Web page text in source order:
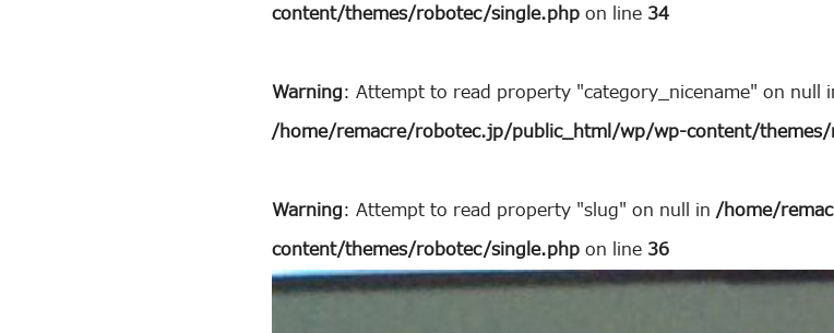
content/themes/robotec/single.php on line 34
Warning: Attempt to read property "category_nicename" on null
/home/remacre/robotec.jp/public_html/wp/wp-content/
Warning: Attempt to read property "slug" on null in/home/
content/themes/robotec/single.php on line 36